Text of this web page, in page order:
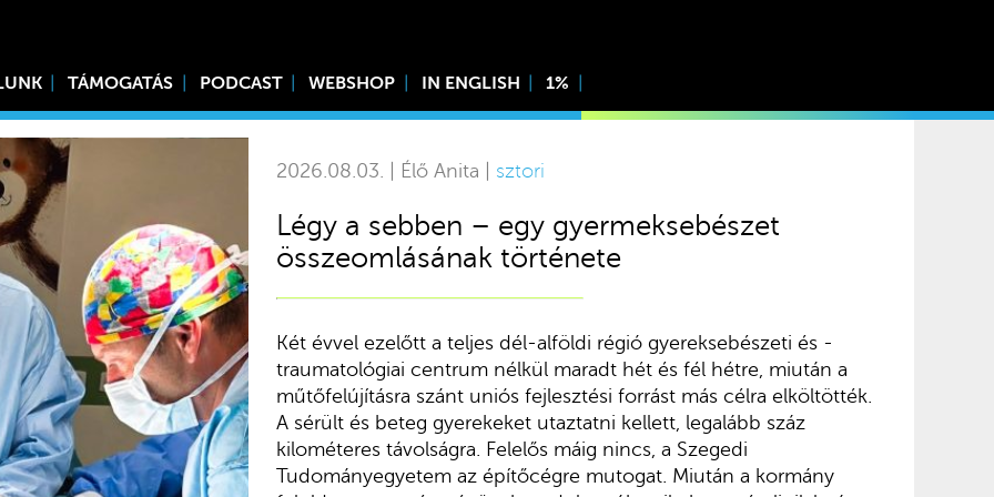
TÁMOGATÁS PODCAST WEBSHOP IN ENGLISH 1%
2026.08.03. | Élő Anita | sztori
Légy a sebben – egy gyermeksebészet
összeomlásának története
Két évvel ezelőtt a teljes dél-alföldi régió gyereksebészeti és -
traumatológiai centrum nélkül maradt hét és fél hétre, miután a
műtőfelújításra szánt uniós fejlesztési forrást más célra elköltötték.
A sérült és beteg gyerekeket utaztatni kellett, legalább száz
kilométeres távolságra. Felelős máig nincs, a Szegedi
Tudományegyetem az építőcégre mutogat. Miután a kormány